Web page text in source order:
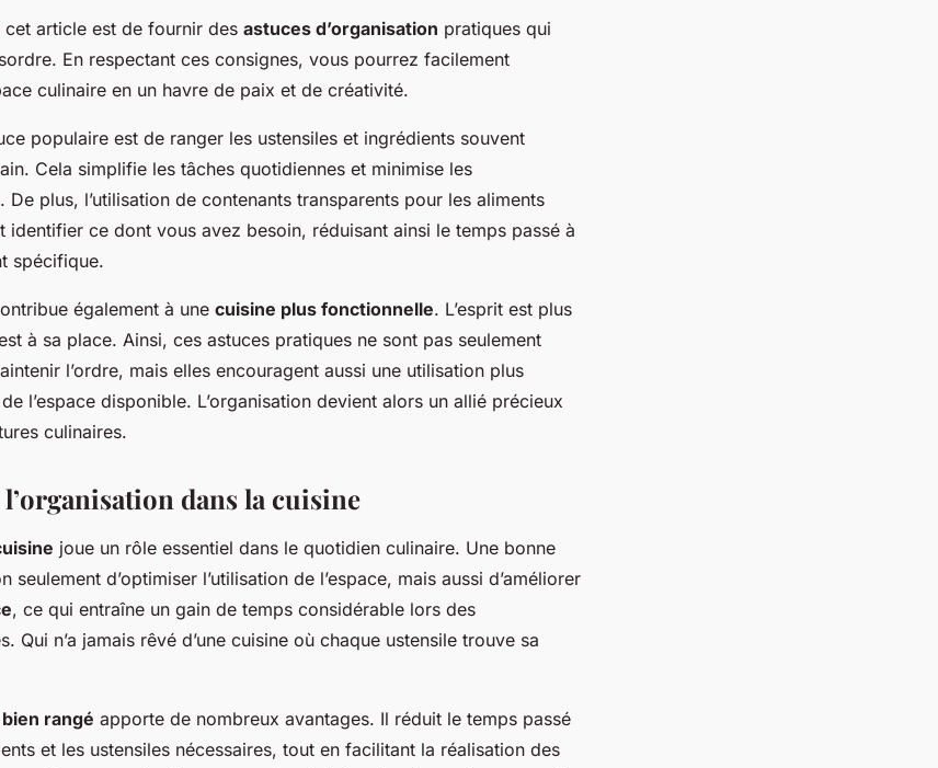
cet article est de fournir des astuces d’organisation pratiques qui
En respectant ces consignes, vous pourrez facilement
culinaire en un havre de paix et de créativité.
populaire est de ranger les ustensiles et ingrédients souvent
Cela simplifie les tâches quotidiennes et minimise les
De plus, l’utilisation de contenants transparents pour les aliments
identifier ce dont vous avez besoin, réduisant ainsi le temps passé à
spécifique.
également à une cuisine plus fonctionnelle. L’esprit est plus
à sa place. Ainsi, ces astuces pratiques ne sont pas seulement
l’ordre, mais elles encouragent aussi une utilisation plus
l’espace disponible. L’organisation devient alors un allié précieux
culinaires.
dans la cuisine
joue un rôle essentiel dans le quotidien culinaire. Une bonne
seulement d’optimiser l’utilisation de l’espace, mais aussi d’améliorer
, ce qui entraîne un gain de temps considérable lors des
Qui n’a jamais rêvé d’une cuisine où chaque ustensile trouve sa
rangé apporte de nombreux avantages. Il réduit le temps passé
et les ustensiles nécessaires, tout en facilitant la réalisation des